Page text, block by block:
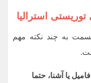
به چند نکته مهم
یا آشنا، حتما